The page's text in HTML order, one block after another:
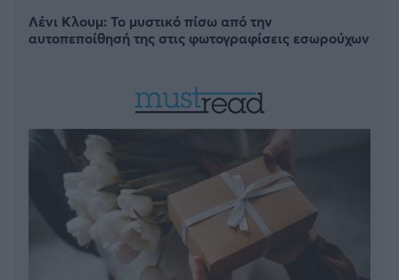
Λένι Κλουμ: Το μυστικό πίσω από την
αυτοπεποίθησή της στις φωτογραφίσεις εσωρούχων